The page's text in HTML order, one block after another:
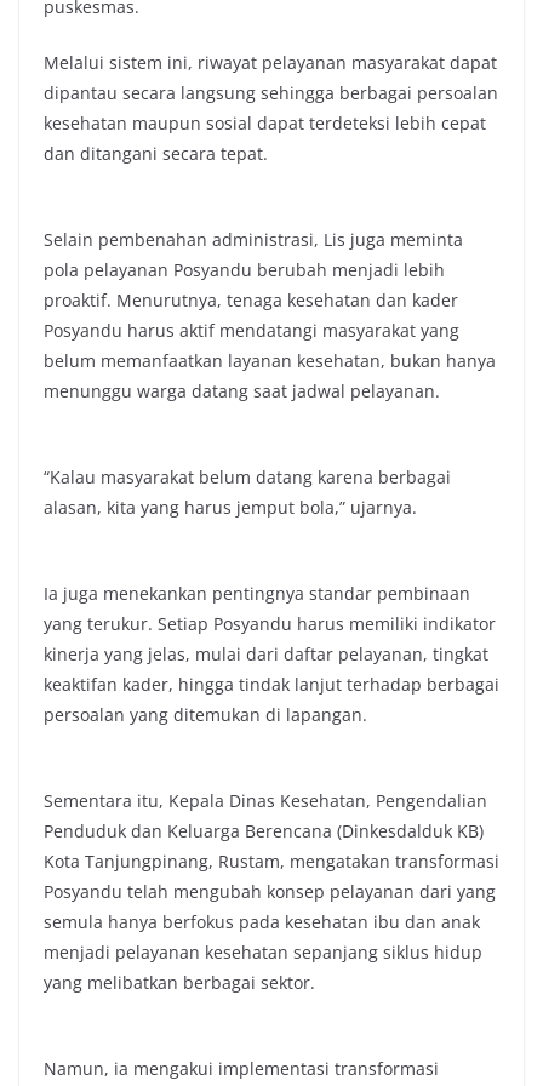
puskesmas.
Melalui sistem ini, riwayat pelayanan masyarakat dapat
dipantau secara langsung sehingga berbagai persoalan
kesehatan maupun sosial dapat terdeteksi lebih cepat
dan ditangani secara tepat.
Selain pembenahan administrasi, Lis juga meminta
pola pelayanan Posyandu berubah menjadi lebih
proaktif. Menurutnya, tenaga kesehatan dan kader
Posyandu harus aktif mendatangi masyarakat yang
belum memanfaatkan layanan kesehatan, bukan hanya
menunggu warga datang saat jadwal pelayanan.
“Kalau masyarakat belum datang karena berbagai
alasan, kita yang harus jemput bola,” ujarnya.
Ia juga menekankan pentingnya standar pembinaan
yang terukur. Setiap Posyandu harus memiliki indikator
kinerja yang jelas, mulai dari daftar pelayanan, tingkat
keaktifan kader, hingga tindak lanjut terhadap berbagai
persoalan yang ditemukan di lapangan.
Sementara itu, Kepala Dinas Kesehatan, Pengendalian
Penduduk dan Keluarga Berencana (Dinkesdalduk KB)
Kota Tanjungpinang, Rustam, mengatakan transformasi
Posyandu telah mengubah konsep pelayanan dari yang
semula hanya berfokus pada kesehatan ibu dan anak
menjadi pelayanan kesehatan sepanjang siklus hidup
yang melibatkan berbagai sektor.
Namun, ia mengakui implementasi transformasi